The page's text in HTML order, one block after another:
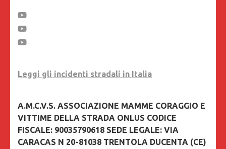
Leggi gli incidenti stradali in Italia
A.M.C.V.S. ASSOCIAZIONE MAMME CORAGGIO E
VITTIME DELLA STRADA ONLUS CODICE
FISCALE: 90035790618 SEDE LEGALE: VIA
CARACAS N 20-81038 TRENTOLA DUCENTA (CE)